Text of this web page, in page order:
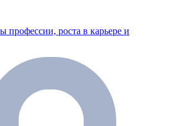
профессии, роста в карьере и